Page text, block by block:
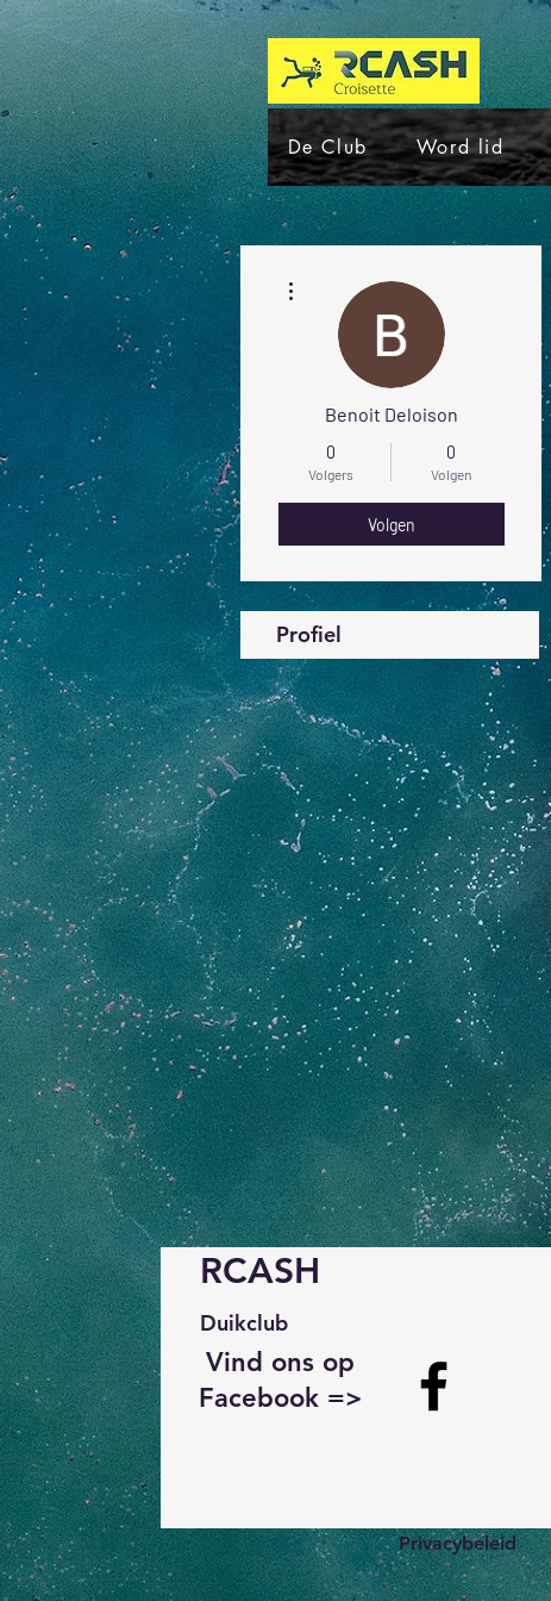
De Club Word lid
Benoit Deloison
0
Volgers
0
Volgen
Volgen
Profiel
RCASH
Duikclub
Vind ons op
Facebook =>
Privacybeleid